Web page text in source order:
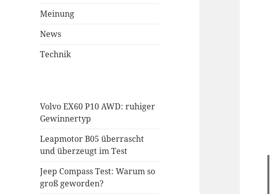
Meinung
News
Technik
Volvo EX60 P10 AWD: ruhiger
Gewinnertyp
Leapmotor B05 überrascht
und überzeugt im Test
Jeep Compass Test: Warum so
groß geworden?